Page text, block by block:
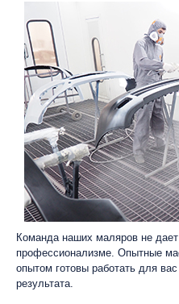
Команда наших маляров не
профессионализме. Опытные
опытом готовы работать для
результата.